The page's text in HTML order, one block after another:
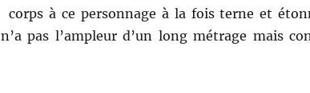
corps à ce personnage à la fois terne et
n’a pas l’ampleur d’un long métrage mais